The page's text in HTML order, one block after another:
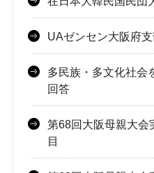
UAゼンセン大阪府
多民族・多文化社
回答
第68回大阪母親大
目